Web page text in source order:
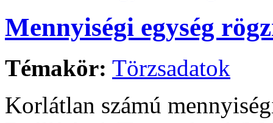
Mennyiségi egység
Témakör: Törzsadatok
Korlátlan számú